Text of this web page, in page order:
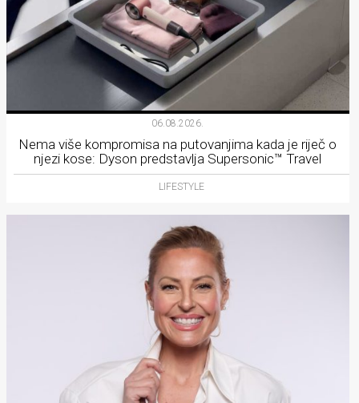
06.08.2026.
Nema više kompromisa na putovanjima kada je riječ o
njezi kose: Dyson predstavlja Supersonic™ Travel
LIFESTYLE